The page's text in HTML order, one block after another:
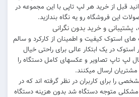
قبل از خرید هر لپ تاپی با این مجموعه در
این فروشگاه رو یه نگاه بندازید.
پشتیبانی و خرید بدون نگرانی
استوک کیفیت و اطمینان از کارکرد و سالم
در یک ابتکار عالی برای راحتی خیال
لپ تاپ تصاویر و عکسهای کامل دستگاه را
مشتریان ارسال میکنند.
را برای کاربران در نظر گرفته اند که در
مشکلی متوجه دستگاه شد بدون هزینه دستگاه